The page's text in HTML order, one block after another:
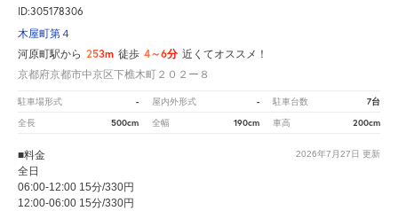
ID:305178306
木屋町第４
河原町駅から 253m 徒歩 4～6分 近くてオススメ！
京都府京都市中京区下樵木町２０２ー８
駐車場形式 - 屋内外形式 - 駐車台数 7台
全長 500cm 全幅 190cm 車高 200cm
2026年7月27日 更新
■料金
全日
06:00-12:00 15分/330円
12:00-06:00 15分/330円